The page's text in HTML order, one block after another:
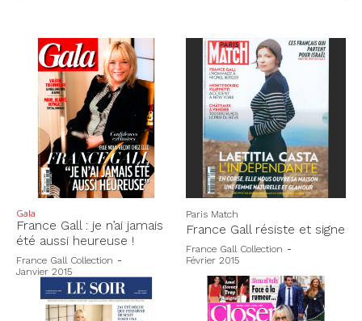
Gala
France Gall : je n’ai jamais
été aussi heureuse !
France Gall Collection -
Janvier 2015
Paris Match
France Gall résiste et signe
France Gall Collection -
Février 2015